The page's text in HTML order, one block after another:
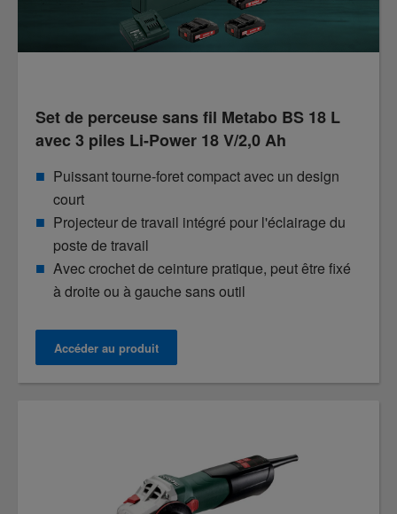
Set de perceuse sans fil Metabo BS 18 L
avec 3 piles Li-Power 18 V/2,0 Ah
Puissant tourne-foret compact avec un design
court
Projecteur de travail intégré pour l'éclairage du
poste de travail
Avec crochet de ceinture pratique, peut être fixé
à droite ou à gauche sans outil
Accéder au produit